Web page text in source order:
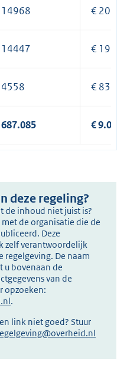
14968 €
14447 €
4558 €
687.085 €
deze regeling?
de inhoud niet juist is?
de organisatie die de
Deze
zelf verantwoordelijk
regelgeving. De naam
u bovenaan de
van de
opzoeken:
.
link niet goed? Stuur